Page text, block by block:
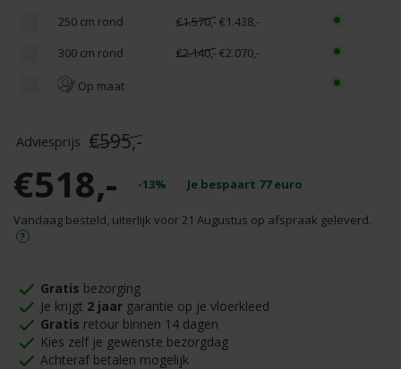
250 cm rond
€1.570,-€1.438,-
300 cm rond
€2.140,-€2.070,-
Op maat
€595,-
€518,- -13% Je bespaart 77euro
Vandaag besteld, uiterlijk voor 21 Augustus op afspraak geleverd.
Gratis bezorging
Je krijgt 2 jaar garantie op je vloerkleed
Gratis retour binnen 14 dagen
Kies zelf je gewenste bezorgdag
Achteraf betalen mogelijk